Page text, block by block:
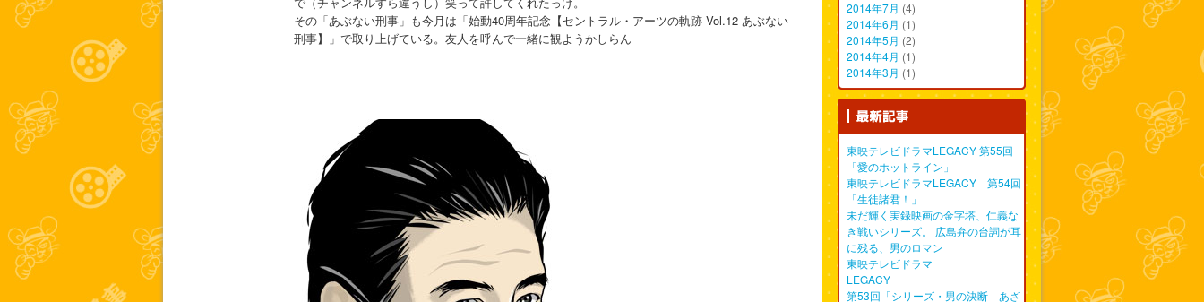
その「あぶない刑事」も今月は「始動40周年記念【セントラル・アーツの軌跡 Vol.12 あぶない
刑事】」で取り上げている。友人を呼んで一緒に観ようかしらん
2014年7月 (4)
2014年6月 (1)
2014年5月 (2)
2014年4月 (1)
2014年3月 (1)
東映テレビドラマLEGACY 第55回
「愛のホットライン」
東映テレビドラマLEGACY 第54回
「生徒諸君！」
未だ輝く実録映画の金字塔、仁義な
き戦いシリーズ。 広島弁の台詞が耳
に残る、男のロマン
東映テレビドラマ
第53回「シリーズ・男の決断 あざ